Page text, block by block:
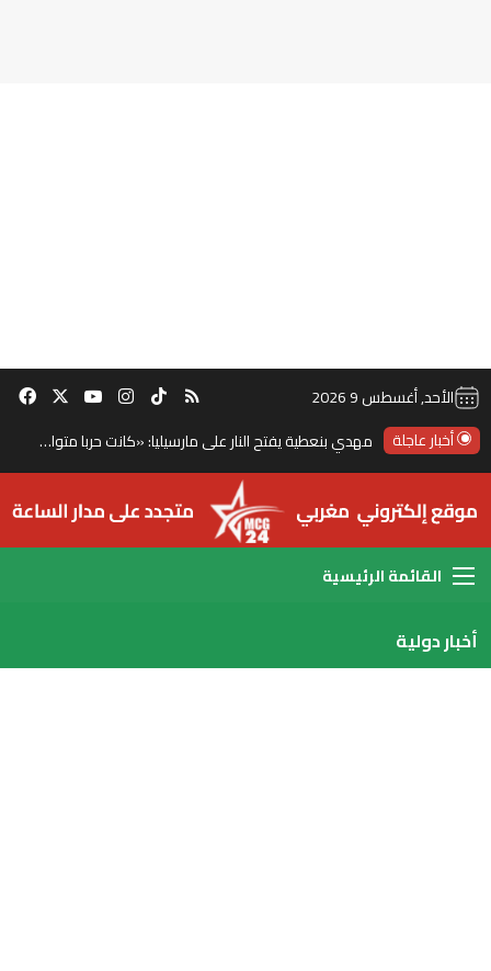
الأحد, أغسطس 9 2026 ‫YouTubeانستقرام‫TikTok
ملخص الموقع RSS
أخبار عاجلة مهدي بنعطية يفتح النار على مارسيليا: «كانت حربا متواصلة»
القائمة
أخبار دولية